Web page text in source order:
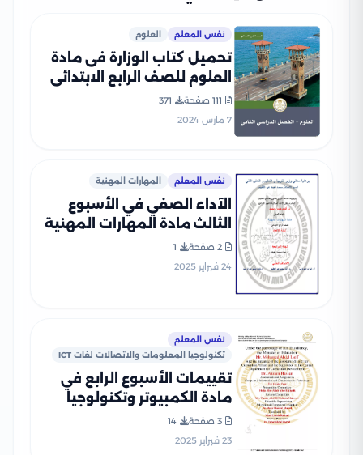
نفس المعلم العلوم
تحميل كتاب الوزارة فى مادة
العلوم للصف الرابع الابتدائى
الترم الثانى 2024 بصيغة PDF
111 صفحة
371
7 مارس 2024
نفس المعلم المهارات المهنية
الآداء الصفي في الأسبوع
الثالث مادة المهارات المهنية
للصف الرابع الإبتدائي الترم
الثاني 2025 بصيغة PDF
2 صفحة
1
24 فبراير 2025
نفس المعلم
تكنولوجيا المعلومات والاتصالات لغات ICT
تقييمات الأسبوع الرابع في
مادة الكمبيوتر وتكنولوجيا
الرابع الإبتدائي الترم الثاني
3 صفحة
14
23 فبراير 2025